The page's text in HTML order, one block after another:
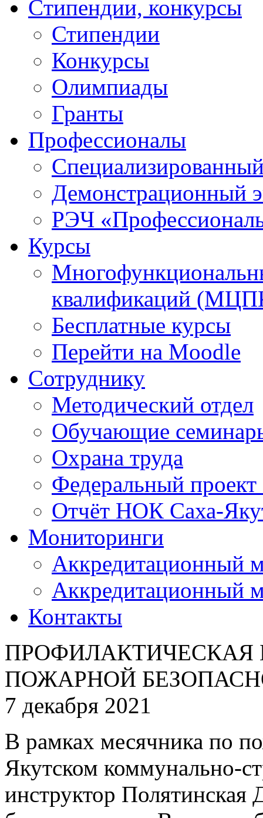
Cтипендии, конкурсы
Стипендии
Конкурсы
Олимпиады
Гранты
Профессионалы
Демонстрационный
РЭЧ
Курсы
квалификаций
Бесплатные курсы
Перейти на Moodle
Сотруднику
Методический отдел
Обучающие
Охрана труда
Федеральный
Отчёт НОК Саха-
Мониторинги
Аккредитационный
Аккредитационный
Контакты
ПРОФИЛАКТИЧЕСКАЯ
ПОЖАРНОЙ
7 декабря 2021
В рамках месячника по
Якутском коммунально-
инструктор